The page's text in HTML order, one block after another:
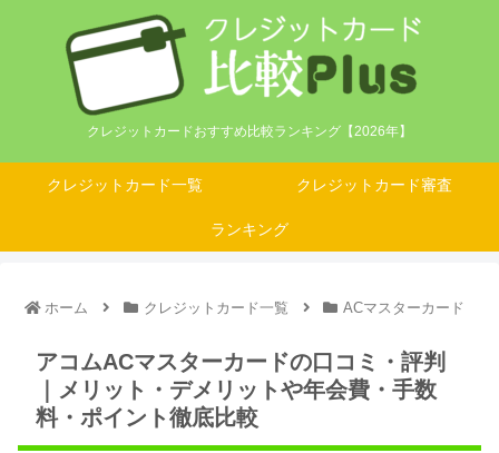
クレジットカードおすすめ比較ランキング【2026年】
クレジットカード一覧 クレジットカード審査
ランキング
ホーム クレジットカード一覧 ACマスターカード
アコムACマスターカードの口コミ・評判
｜メリット・デメリットや年会費・手数
料・ポイント徹底比較